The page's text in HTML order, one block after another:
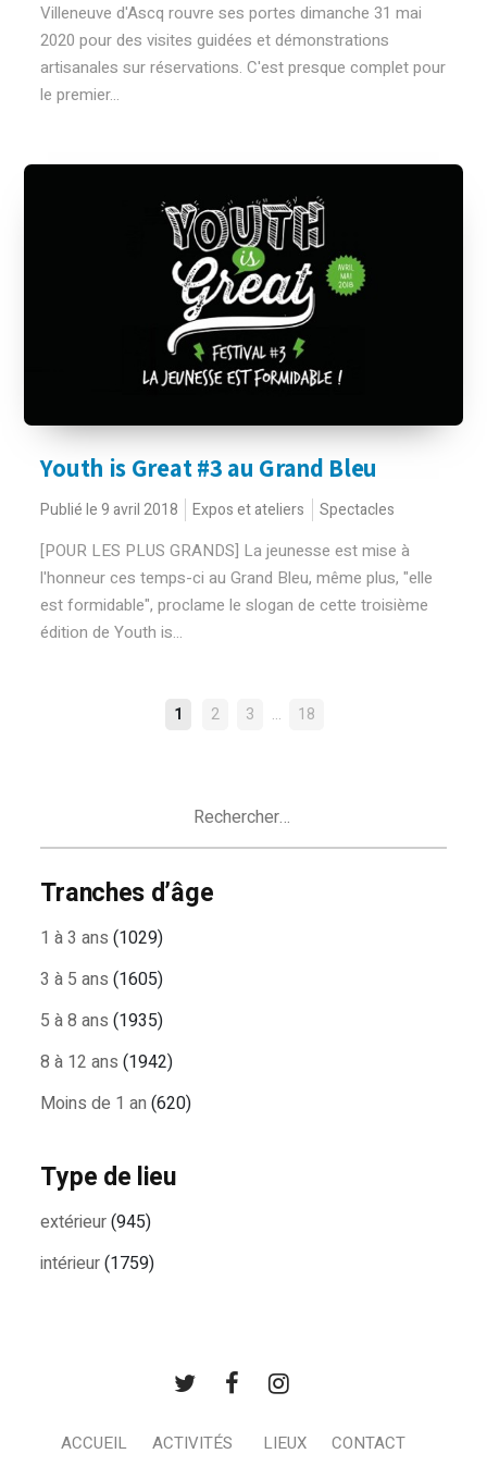
Villeneuve d'Ascq rouvre ses portes dimanche 31 mai
2020 pour des visites guidées et démonstrations
artisanales sur réservations. C'est presque complet pour
le premier...
Youth is Great #3 au Grand Bleu
Publié le 9 avril 2018 Expos et ateliers Spectacles
[POUR LES PLUS GRANDS] La jeunesse est mise à
l'honneur ces temps-ci au Grand Bleu, même plus, "elle
est formidable", proclame le slogan de cette troisième
édition de Youth is...
NAVIGATION
1 2 3 … 18
Tranches d’âge
1 à 3 ans (1029)
3 à 5 ans (1605)
5 à 8 ans (1935)
8 à 12 ans (1942)
Moins de 1 an (620)
Type de lieu
extérieur(945)
intérieur(1759)
ACCUEIL ACTIVITÉS LIEUX CONTACT